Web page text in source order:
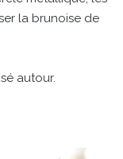
la brunoise de
autour.